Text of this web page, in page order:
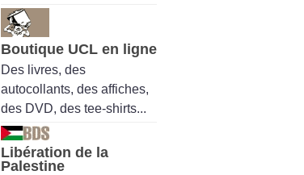
Boutique UCL en ligne
Des livres, des
autocollants, des affiches,
des DVD, des tee-shirts...
Libération de la
Palestine